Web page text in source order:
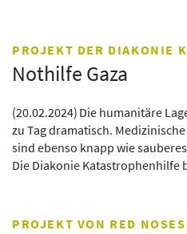
PROJEKT DER DIAKONIE
Nothilfe Gaza
(20.02.2024) Die humanitäre
zu Tag dramatisch.
sind ebenso knapp wie
Die Diakonie Katastrophenhilfe
PROJEKT VON RED